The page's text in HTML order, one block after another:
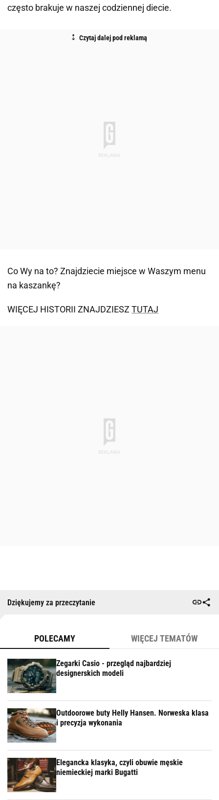
często brakuje w naszej codziennej diecie.
Co Wy na to? Znajdziecie miejsce w Waszym menu
na kaszankę?
WIĘCEJ HISTORII ZNAJDZIESZ TUTAJ
Dziękujemy za przeczytanie
POLECAMY WIĘCEJ TEMATÓW
Zegarki Casio - przegląd najbardziej
designerskich modeli
Outdoorowe buty Helly Hansen. Norweska klasa
i precyzja wykonania
Elegancka klasyka, czyli obuwie męskie
niemieckiej marki Bugatti